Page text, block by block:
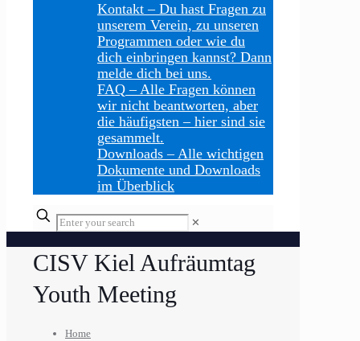
Kontakt – Du hast Fragen zu
unserem Verein, zu unseren
Programmen oder wie du
dich einbringen kannst? Dann
melde dich bei uns.
FAQ –Alle Fragen können
wir nicht beantworten, aber
die häufigsten – hier sind sie
gesammelt.
Downloads –Alle wichtigen
Dokumente und Downloads
im Überblick
Enter
your
✕
CISV Kiel Aufräumtag
Youth Meeting
Home